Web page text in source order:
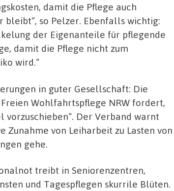
damit die Pflege auch
bleibt“, so Pelzer. Ebenfalls wichtig:
der Eigenanteile für pflegende
damit die Pflege nicht zum
wird.“
in guter Gesellschaft: Die
Wohlfahrtspflege NRW fordert,
vorzuschieben“. Der Verband warnt
Zunahme von Leiharbeit zu Lasten von
gehe.
treibt in Seniorenzentren,
und Tagespflegen skurrile Blüten.